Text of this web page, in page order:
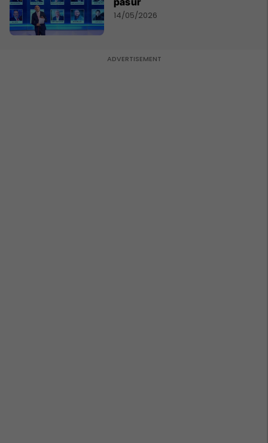
14/05/2026